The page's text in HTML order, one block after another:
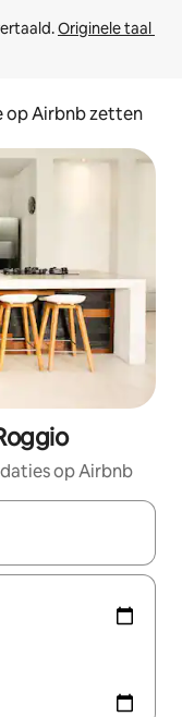
Originele taal
op Airbnb zetten
op Airbnb
maak je een keuze